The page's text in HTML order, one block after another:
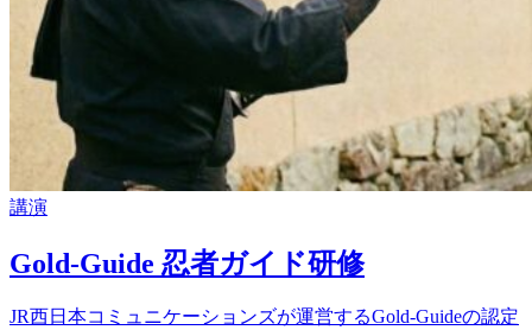
講演
Gold-Guide 忍者ガイド研修
JR西日本コミュニケーションズが運営するGold-Guideの認定